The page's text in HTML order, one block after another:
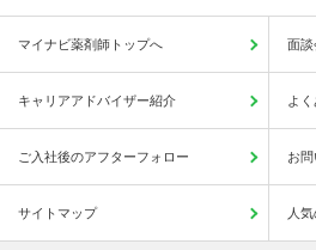
マイナビ薬剤師トップへ 面談
キャリアアドバイザー紹介 よ
ご入社後のアフターフォロー お
サイトマップ 人